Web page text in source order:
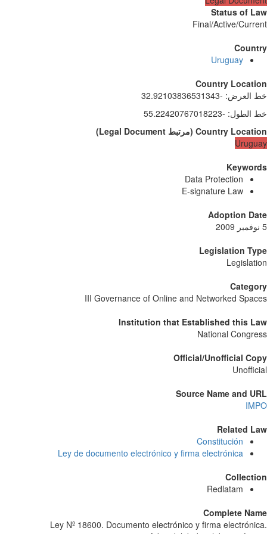
Status of
Final/Active/
Uruguay
Country
العرض:
-32.92103836531343
الطول:
-55.22420767018223
Country
(مرتبط Legal Document
)
Data Protection
E-signature Law
Adoption
Legislation
III Governance of Online and Networked
Institution that Established this
National
Official/Unofficial
Source Name and
Related
Constitución
Ley de documento electrónico y firma electrónica
Redlatam
Complete
Ley Nº 18600. Documento electrónico y firma